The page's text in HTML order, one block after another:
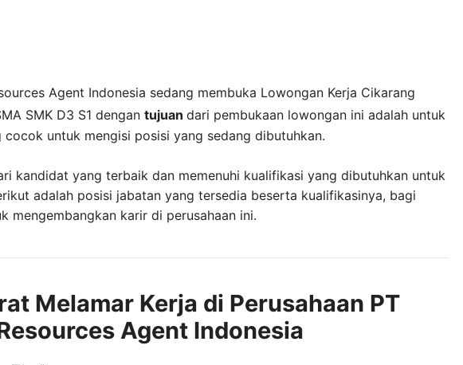
Agent Indonesia sedang membuka Lowongan Kerja Cikarang
SMK D3 S1 dengan tujuan dari pembukaan lowongan ini adalah untuk
cocok untuk mengisi posisi yang sedang dibutuhkan.
kandidat yang terbaik dan memenuhi kualifikasi yang dibutuhkan untuk
adalah posisi jabatan yang tersedia beserta kualifikasinya, bagi
mengembangkan karir di perusahaan ini.
Melamar Kerja di Perusahaan PT
Agent Indonesia